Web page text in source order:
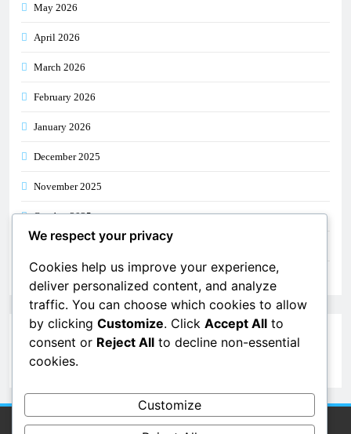
May 2026
April 2026
March 2026
February 2026
January 2026
December 2025
November 2025
October 2025
September 2025
August 2025
Categories
Uncategorized
We respect your privacy
Cookies help us improve your experience,
deliver personalized content, and analyze
traffic. You can choose which cookies to allow
by clicking Customize. Click Accept All to
consent or Reject All to decline non-essential
cookies.
Customize